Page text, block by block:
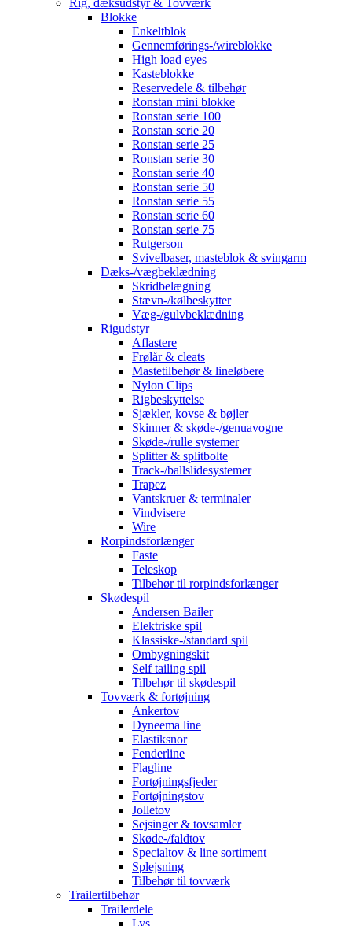
Rig, dæksudstyr & Tovværk
Blokke
Enkeltblok
Gennemførings-/wireblokke
High load eyes
Kasteblokke
Reservedele & tilbehør
Ronstan mini blokke
Ronstan serie 100
Ronstan serie 20
Ronstan serie 25
Ronstan serie 30
Ronstan serie 40
Ronstan serie 50
Ronstan serie 55
Ronstan serie 60
Ronstan serie 75
Rutgerson
Svivelbaser, masteblok & svingarm
Dæks-/vægbeklædning
Skridbelægning
Stævn-/kølbeskytter
Væg-/gulvbeklædning
Rigudstyr
Aflastere
Frølår & cleats
Mastetilbehør & lineløbere
Nylon Clips
Rigbeskyttelse
Sjækler, kovse & bøjler
Skinner & skøde-/genuavogne
Skøde-/rulle systemer
Splitter & splitbolte
Track-/ballslidesystemer
Trapez
Vantskruer & terminaler
Vindvisere
Wire
Rorpindsforlænger
Faste
Teleskop
Tilbehør til rorpindsforlænger
Skødespil
Andersen Bailer
Elektriske spil
Klassiske-/standard spil
Ombygningskit
Self tailing spil
Tilbehør til skødespil
Tovværk & fortøjning
Ankertov
Dyneema line
Elastiksnor
Fenderline
Flagline
Fortøjningsfjeder
Fortøjningstov
Jolletov
Sejsinger & tovsamler
Skøde-/faldtov
Specialtov & line sortiment
Splejsning
Tilbehør til tovværk
Trailertilbehør
Trailerdele